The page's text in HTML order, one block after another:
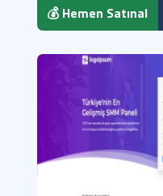
💰 Hemen Satınal